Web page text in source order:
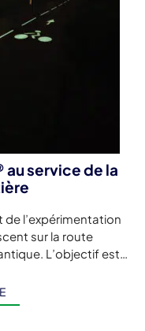
au service de la
de l’expérimentation
sur la route
L’objectif est